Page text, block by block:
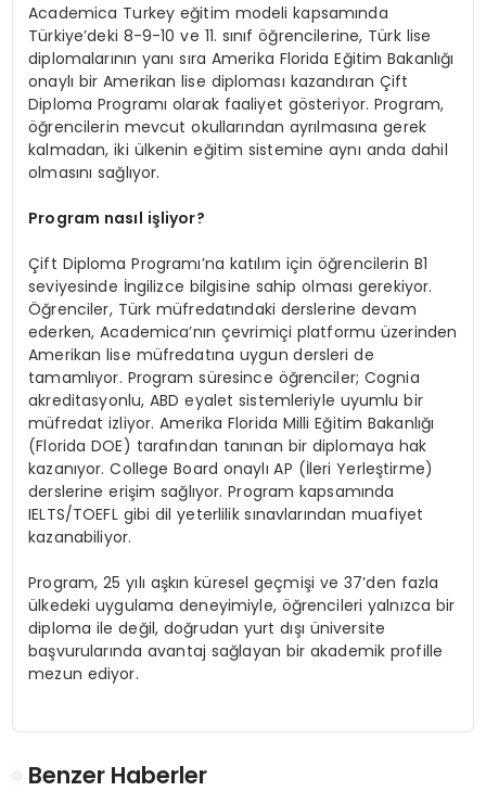
Academica Turkey eğitim modeli kapsamında
Türkiye’deki 8-9-10 ve 11. sınıf öğrencilerine, Türk lise
diplomalarının yanı sıra Amerika Florida Eğitim Bakanlığı
onaylı bir Amerikan lise diploması kazandıran Çift
Diploma Programı olarak faaliyet gösteriyor. Program,
öğrencilerin mevcut okullarından ayrılmasına gerek
kalmadan, iki ülkenin eğitim sistemine aynı anda dahil
olmasını sağlıyor.
Program nasıl işliyor?
Çift Diploma Programı’na katılım için öğrencilerin B1
seviyesinde İngilizce bilgisine sahip olması gerekiyor.
Öğrenciler, Türk müfredatındaki derslerine devam
ederken, Academica’nın çevrimiçi platformu üzerinden
Amerikan lise müfredatına uygun dersleri de
tamamlıyor. Program süresince öğrenciler; Cognia
akreditasyonlu, ABD eyalet sistemleriyle uyumlu bir
müfredat izliyor. Amerika Florida Milli Eğitim Bakanlığı
(Florida DOE) tarafından tanınan bir diplomaya hak
kazanıyor. College Board onaylı AP (İleri Yerleştirme)
derslerine erişim sağlıyor. Program kapsamında
IELTS/TOEFL gibi dil yeterlilik sınavlarından muafiyet
kazanabiliyor.
Program, 25 yılı aşkın küresel geçmişi ve 37’den fazla
ülkedeki uygulama deneyimiyle, öğrencileri yalnızca bir
diploma ile değil, doğrudan yurt dışı üniversite
başvurularında avantaj sağlayan bir akademik profille
mezun ediyor.
Benzer Haberler